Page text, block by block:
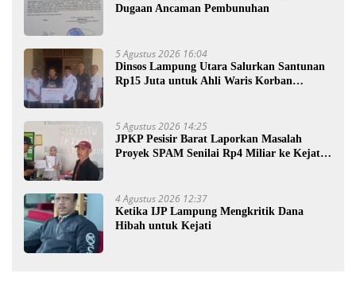
Dugaan Ancaman Pembunuhan
5 Agustus 2026 16:04
Dinsos Lampung Utara Salurkan Santunan
Rp15 Juta untuk Ahli Waris Korban
5 Agustus 2026 14:25
JPKP Pesisir Barat Laporkan Masalah
Proyek SPAM Senilai Rp4 Miliar ke Kejati
4 Agustus 2026 12:37
Ketika IJP Lampung Mengkritik Dana
Hibah untuk Kejati